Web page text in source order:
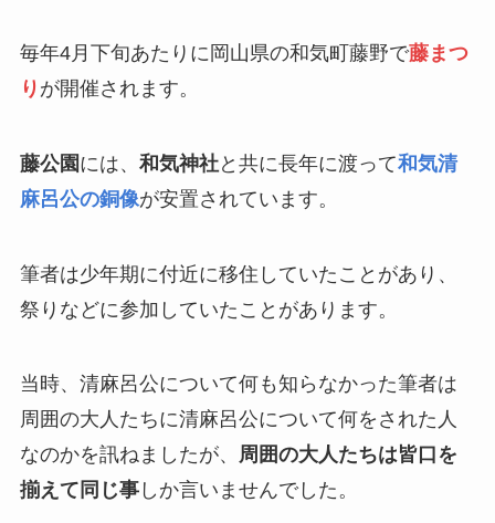
毎年4月下旬あたりに岡山県の和気町藤野で藤まつ
り が開催されます。
藤公園には、 和気神社と共に長年に渡って和気清
麻呂公の銅像が安置されています。
筆者は少年期に付近に移住していたことがあり、
祭りなどに参加していたことがあります。
当時、清麻呂公について何も知らなかった筆者は
周囲の大人たちに清麻呂公について何をされた人
なのかを訊ねましたが、 周囲の大人たちは皆口を
揃えて同じ事しか言いませんでした。